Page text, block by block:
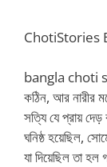
ChotiStories
bangla choti
কঠিন, আর নারীর
সত্যি যে প্রায়
ঘনিষ্ঠ হয়েছিল,
যা দিয়েছিল তা হল